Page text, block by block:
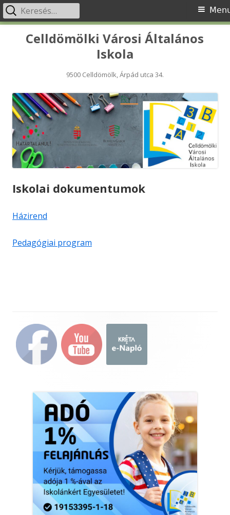
Celldömölki Városi Általános
Iskola
9500 Celldömölk, Árpád utca 34.
Primary
Menu
Keresés:
Iskolai dokumentumok
Házirend
Pedagógiai program
Main
Sidebar